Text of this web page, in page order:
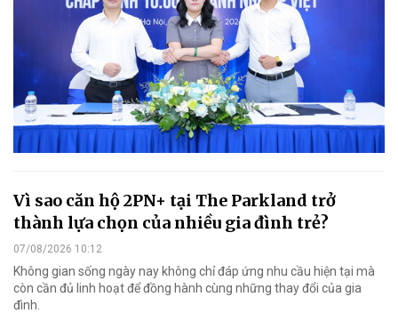
Vì sao căn hộ 2PN+ tại The Parkland trở
thành lựa chọn của nhiều gia đình trẻ?
07/08/2026 10:12
Không gian sống ngày nay không chỉ đáp ứng nhu cầu hiện tại mà
còn cần đủ linh hoạt để đồng hành cùng những thay đổi của gia
đình.